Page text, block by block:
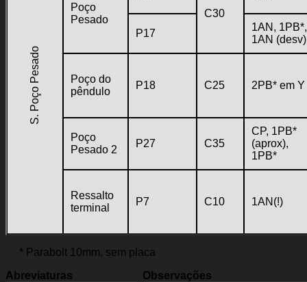
S. Poço Pesado
Poço
Pesado
C30
P17
1AN, 1PB*,
1AN (desv)
Poço do
pêndulo
P18 C25 2PB* em Y
Poço
Pesado 2
P27 C35
CP, 1PB*
(aprox),
1PB*
Ressalto
terminal
P7 C10 1AN(!)
* Parabolt 10mm, sem placa
Abreviaturas
Observações